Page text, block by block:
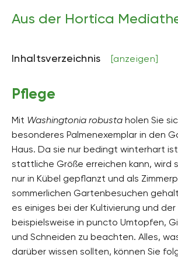
3 Meter bis 30 Meter hoch
neutral, schwach sauer
Kalkverträglichkeit
Kalkintolerant
Humus
humusarm
Giftig
Nein
Pflanzenfamilien
Palmengewächse, Arecaceae
Aus der Hortica
Inhaltsverzeichnis [anzeigen]
Pflege
Mit Washingtonia robusta holen Sie
besonderes Palmenexemplar in den
Haus. Da sie nur bedingt winterhart
stattliche Größe erreichen kann, wird
nur in Kübel gepflanzt und als
sommerlichen Gartenbesuchen
es einiges bei der Kultivierung und der
beispielsweise in puncto Umtopfen,
und Schneiden zu beachten. Alles,
darüber wissen sollten, können Sie